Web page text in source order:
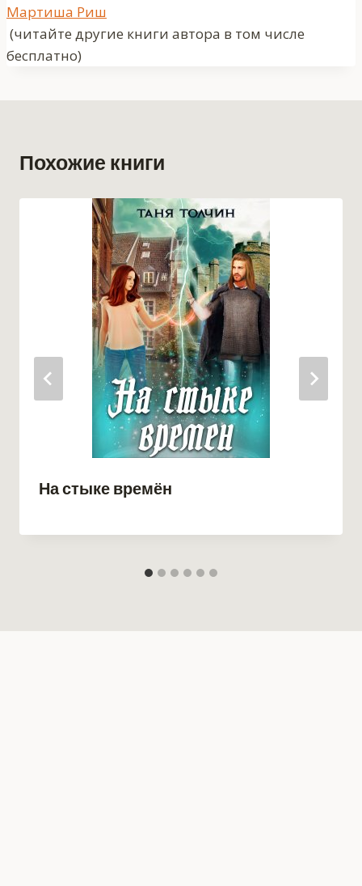
Метки
записи:
Мартиша Риш
(читайте другие книги автора в том числе
бесплатно)
Похожие книги
На стыке времён